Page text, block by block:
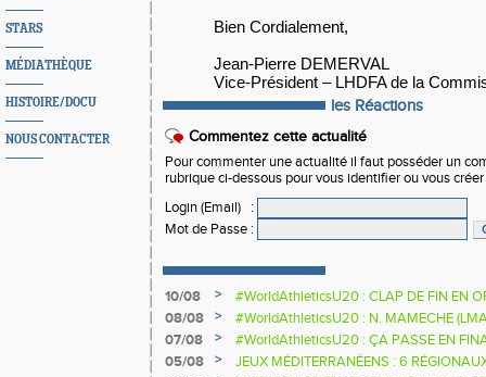
STARS
MÉDIATHÈQUE
HISTOIRE/DOCU
NOUS CONTACTER
Bien Cordialement,
Jean-Pierre DEMERVAL
Vice-Président – LHDFA de la
les Réactions
Commentez cette actualité
Pour commenter une actualité il faut posséder un
rubrique ci-dessous pour vous identifier ou vous
Login (Email)
:
Mot de Passe :
10/08 >
#WorldAthleticsU20 : CLAP DE FIN EN
08/08
>
#WorldAthleticsU20 : N. MAMECHE
07/08
>
#WorldAthleticsU20 : ÇA PASSE EN
SAUTEURS
05/08 >
JEUX MÉDITERRANÉENS : 6